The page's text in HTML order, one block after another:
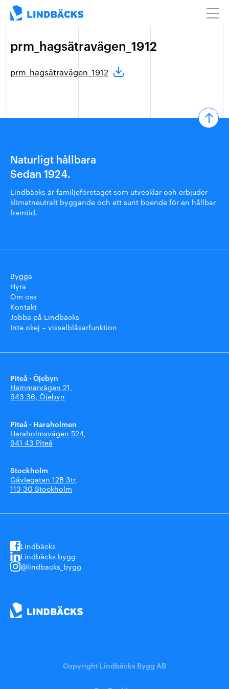
prm_hagsätravägen_1912
prm_hagsätravägen_1912
Naturligt hållbara
Sedan 1924.
Lindbäcks är familjeföretaget som utvecklar och erbjuder
klimatneutralt byggande och ett sunt boende för en hållbar
framtid.
Bygga
Hyra
Om oss
Kontakt
Jobba på Lindbäcks
Inte okej – visselblåsarfunktion
Piteå - Öjebyn
Hammarvägen 21,
943 36, Öjebyn
Piteå - Haraholmen
Haraholmsvägen 524,
941 43 Piteå
Stockholm
Gävlegatan 12B 3tr,
113 30 Stockholm
Lindbäcks
Lindbäcks bygg
@lindbacks_bygg
Copyright Lindbäcks Bygg AB